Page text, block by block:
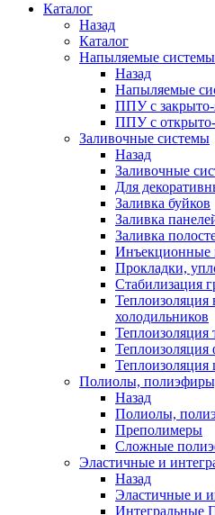
Каталог
Назад
Каталог
Напыляемые системы
Назад
Напыляемые
ППУ с закрыто-
ППУ с открыто-
Заливочные системы
Назад
Заливочные
Для
Заливка буйков
Заливка
Заливка
Инъекционные
Прокладки,
Стабилизация
Теплоизоляция
холодильников
Теплоизоляция
Теплоизоляция
Теплоизоляция
Полиолы,
Назад
Полиолы,
Преполимеры
Сложные
Эластичные и
Назад
Эластичные и
Интегральные